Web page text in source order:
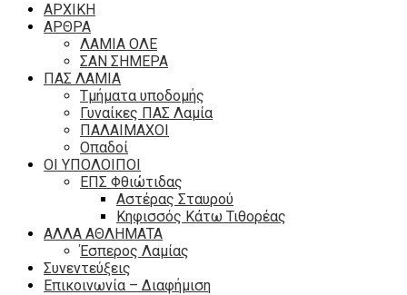
ΑΡΧΙΚΗ
ΑΡΘΡΑ
ΛΑΜΙΑ ΟΛΕ
ΣΑΝ ΣΗΜΕΡΑ
ΠΑΣ ΛΑΜΙΑ
Τμήματα υποδομής
Γυναίκες ΠΑΣ Λαμία
ΠΑΛΑΙΜΑΧΟΙ
Οπαδοί
ΟΙ ΥΠΟΛΟΙΠΟΙ
ΕΠΣ Φθιώτιδας
Αστέρας Σταυρού
Κηφισσός Κάτω Τιθορέας
ΑΛΛΑ ΑΘΛΗΜΑΤΑ
Έσπερος Λαμίας
Συνεντεύξεις
Επικοινωνία – Διαφήμιση